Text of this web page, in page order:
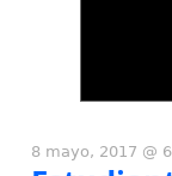
8 mayo, 2017 @